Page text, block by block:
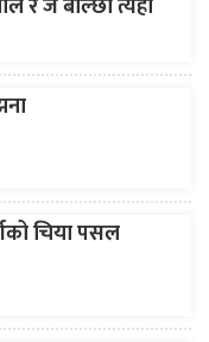
र जे बोल्छौ त्यही
चिया पसल